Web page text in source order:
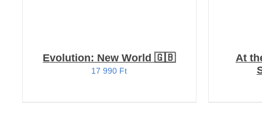
Evolution: New World 🇬🇧
17 990 Ft
At